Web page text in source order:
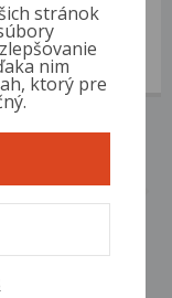
s vybranými
stránok
nim
ktorý pre